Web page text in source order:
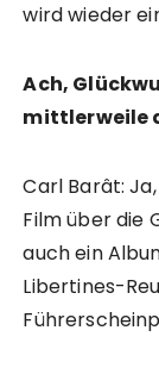
wird wieder
Ach,
mittlerweile
Carl Barât:
Film über die
auch ein
Libertines-